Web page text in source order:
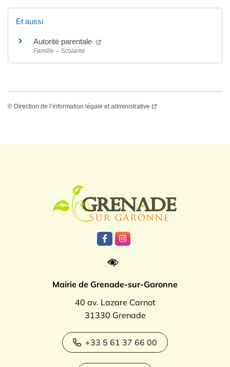
Et aussi
Autorité parentale
Famille – Scolarité
© Direction de l’information légale et administrative
Lien vers le compte Facebook
Lien vers le compte
Mairie de Grenade-sur-Garonne
40 av. Lazare Carnot
31330 Grenade
+33 5 61 37 66 00